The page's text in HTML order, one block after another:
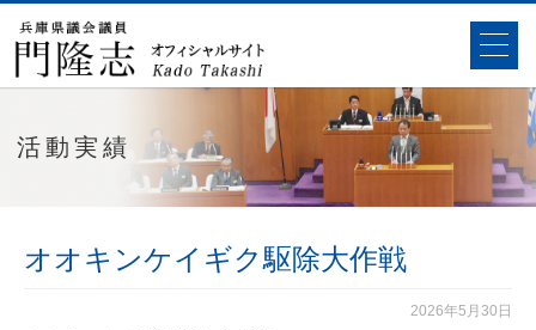
活動実績
オオキンケイギク駆除大作戦
2026年5月30日